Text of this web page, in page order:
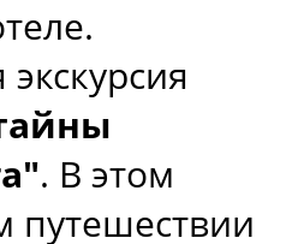
. В этом